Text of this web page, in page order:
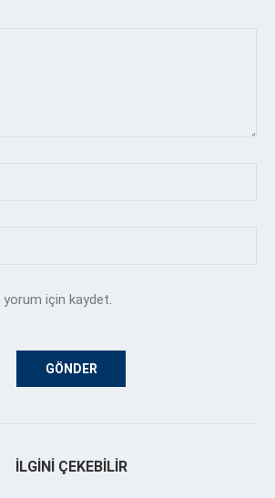
için kaydet.
İLGINI ÇEKEBILIR